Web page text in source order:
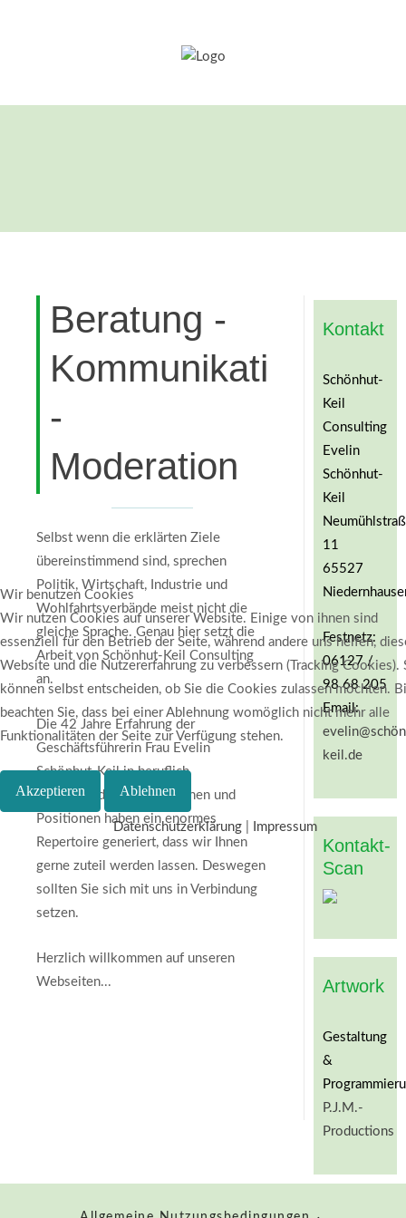
Kontakt
Schönhut-
Keil
Consulting
Evelin
Schönhut-
Keil
11
65527
Festnetz:
06127 /
98 68 205
Email:
keil.de
Kontakt-
Scan
Artwork
Gestaltung
&
P.J.M.-
Productions
Beratung -
Kommunikation
-
Moderation
Selbst wenn die erklärten Ziele
übereinstimmend sind, sprechen
Politik, Wirtschaft, Industrie und
Wohlfahrtsverbände meist nicht die
gleiche Sprache. Genau hier setzt die
Arbeit von Schönhut-Keil Consulting
an.
Die 42 Jahre Erfahrung der
Geschäftsführerin Frau Evelin
Schönhut-Keil in beruflich
unterschiedlichen Funktionen und
Positionen haben ein enormes
Repertoire generiert, dass wir Ihnen
gerne zuteil werden lassen. Deswegen
sollten Sie sich mit uns in Verbindung
setzen.
Herzlich willkommen auf unseren
Webseiten...
Wir benutzen Cookies
Wir nutzen Cookies auf unserer Website. Einige von ihnen sind
essenziell für den Betrieb der Seite, während andere uns helfen,
Website und die Nutzererfahrung zu verbessern (Tracking Cookies).
können selbst entscheiden, ob Sie die Cookies zulassen möchten.
beachten Sie, dass bei einer Ablehnung womöglich nicht mehr alle
Funktionalitäten der Seite zur Verfügung stehen.
Akzeptieren Ablehnen
Datenschutzerklärung Impressum